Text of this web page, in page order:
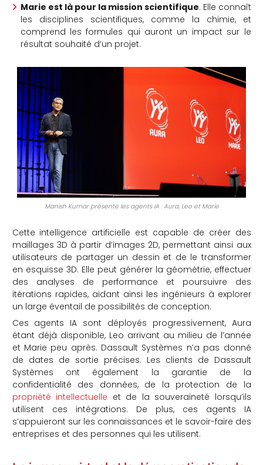
Marie est là pour la mission scientifique. Elle connaît
les disciplines scientifiques, comme la chimie, et
comprend les formules qui auront un impact sur le
résultat souhaité d’un projet.
Manish Kumar présente les agents IA : Aura, Leo et Marie
Cette intelligence artificielle est capable de créer des
maillages 3D à partir d’images 2D, permettant ainsi aux
utilisateurs de partager un dessin et de le transformer
en esquisse 3D. Elle peut générer la géométrie, effectuer
des analyses de performance et poursuivre des
itérations rapides, aidant ainsi les ingénieurs à explorer
un large éventail de possibilités de conception.
Ces agents IA sont déployés progressivement, Aura
étant déjà disponible, Leo arrivant au milieu de l’année
et Marie peu après. Dassault Systèmes n’a pas donné
de dates de sortie précises. Les clients de Dassault
Systèmes ont également la garantie de la
confidentialité des données, de la protection de la
propriété intellectuelle et de la souveraineté lorsqu’ils
utilisent ces intégrations. De plus, ces agents IA
s’appuieront sur les connaissances et le savoir-faire des
entreprises et des personnes qui les utilisent.